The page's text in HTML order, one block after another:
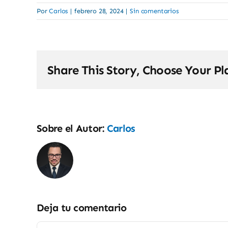
PorCarlos | febrero 28, 2024 | Sin comentarios
Share This Story, Choose Your
Sobre el Autor: Carlos
Deja tu comentario